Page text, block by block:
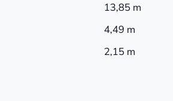
13,85 m
4,49 m
2,15 m